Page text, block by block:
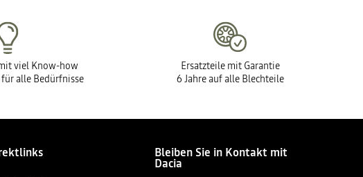
viel Know-how
alle Bedürfnisse
Ersatzteile mit Garantie
6 Jahre auf alle Blechteile
Bleiben Sie in Kontakt mit
Dacia